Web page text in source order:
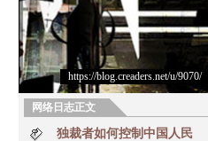
https://blog.creaders.net/u/9070/>
网络日志正文
独裁者如何控制中国人民